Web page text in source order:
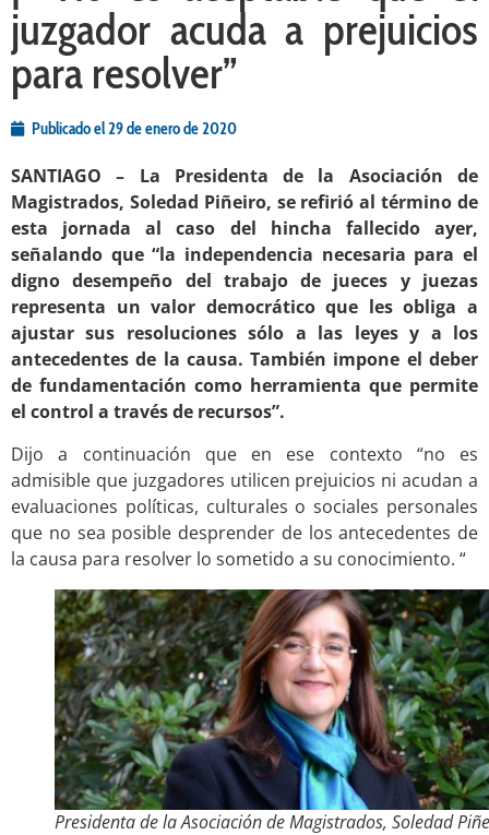
juzgador acuda a prejuicios
para resolver”
Publicado el29 de enero de 2020
SANTIAGO – La Presidenta de la Asociación de
Magistrados, Soledad Piñeiro, se refirió al término de
esta jornada al caso del hincha fallecido ayer,
señalando que “la independencia necesaria para el
digno desempeño del trabajo de jueces y juezas
representa un valor democrático que les obliga a
ajustar sus resoluciones sólo a las leyes y a los
antecedentes de la causa. También impone el deber
de fundamentación como herramienta que permite
el control a través de recursos”.
Dijo a continuación que en ese contexto “no es
admisible que juzgadores utilicen prejuicios ni acudan a
evaluaciones políticas, culturales o sociales personales
que no sea posible desprender de los antecedentes de
la causa para resolver lo sometido a su conocimiento. “
Presidenta de la Asociación de Magistrados, Soledad